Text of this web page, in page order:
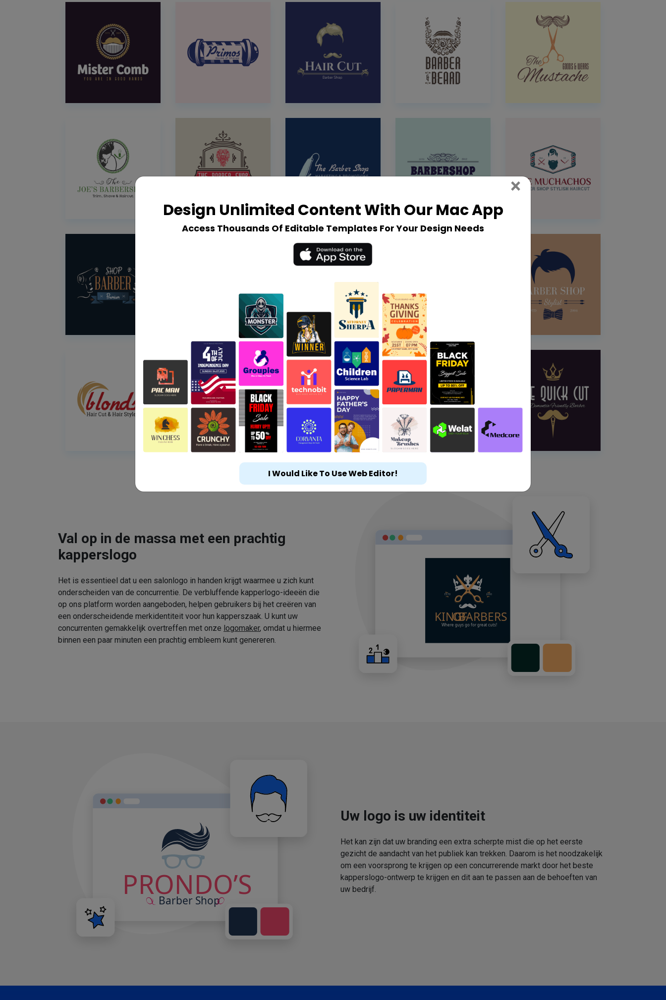
Val op in de massa met een prachtig
kapperslogo
Het is essentieel dat u een salonlogo in handen krijgt waarmee u zich kunt
onderscheiden van de concurrentie. De verbluffende kapperlogo-ideeën die
op ons platform worden aangeboden, helpen gebruikers bij het creëren van
een onderscheidende merkidentiteit voor hun kapperszaak. U kunt uw
concurrenten gemakkelijk overtreffen met onze logomaker, omdat u hiermee
binnen een paar minuten een prachtig embleem kunt genereren.
Uw logo is uw identiteit
Het kan zijn dat uw branding een extra scherpte mist die op het eerste
gezicht de aandacht van het publiek kan trekken. Daarom is het noodzakelijk
om een voorsprong te krijgen op een concurrerende markt door het beste
kapperslogo-ontwerp te krijgen en dit aan te passen aan de behoeften van
uw bedrijf.
Design Unlimited Content With Our Mac App
Access Thousands Of Editable Templates For Your Design Needs
× Close
I Would Like To Use Web Editor!